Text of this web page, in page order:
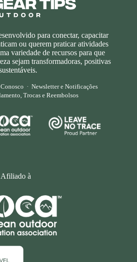
para conectar, capacitar
ou querem praticar atividades
variedade de recursos para que
sejam transformadoras, positivas
· Newsletter e Notificações
Trocas e Reembolsos
Afiliado à